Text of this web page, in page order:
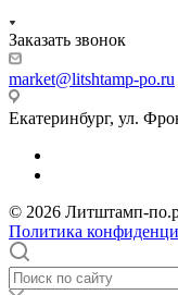
Заказать звонок
market@litshtamp-po.ru
Екатеринбург, ул.
© 2026 Литштамп-
Политика